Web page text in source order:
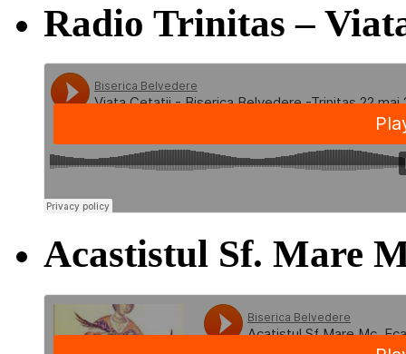
Radio Trinitas –
Acastistul Sf. Mare